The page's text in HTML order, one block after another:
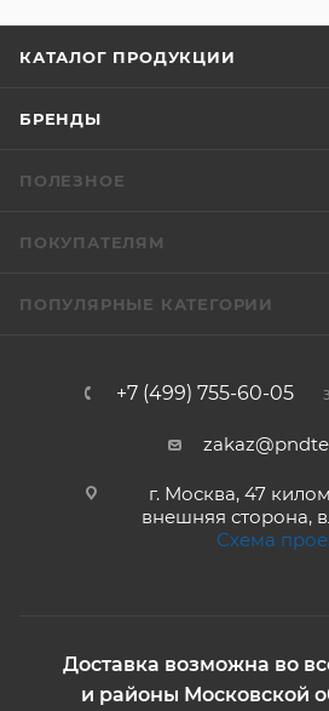
КАТАЛОГ ПРОДУКЦИИ
БРЕНДЫ
ПОЛЕЗНОЕ
ПОКУПАТЕЛЯМ
ПОПУЛЯРНЫЕ КАТЕГОРИИ
+7 (499) 755-60-05
г. Москва, 47
внешняя сторона,
Схема
Доставка возможна во
и районы Московской